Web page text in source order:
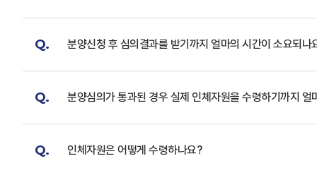
Q. 분양신청 후 심의결과를 받기까지 얼마의 시간이 소요되나
Q. 분양심의가 통과된 경우 실제 인체자원을 수령하기까지 얼
Q. 인체자원은 어떻게 수령하나요?